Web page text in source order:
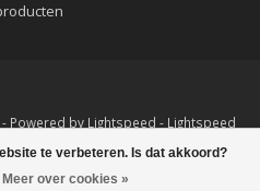
te verbeteren. Is dat akkoord?
Meer over cookies »
Powered by Lightspeed - Lightspeed
Dyvelopment